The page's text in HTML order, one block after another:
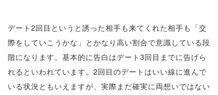
デート2回目というと誘った相手も来てくれた相手も「交
際をしていこうかな」とかなり高い割合で意識している段
階になります。基本的に告白はデート3回目までに告げら
れるといわれています。2回目のデートはいい線に進んで
いる状況ともいえますが、実際まだ確実に両想いではない